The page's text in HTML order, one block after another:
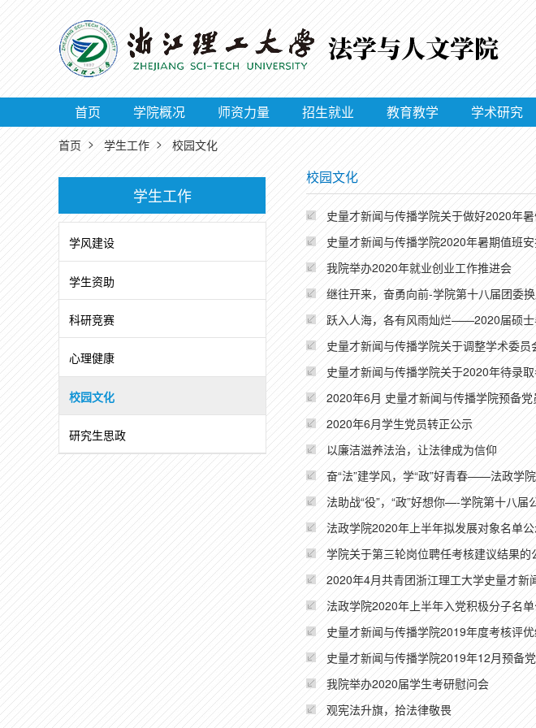
首页 学院概况 师资力量 招生就业 教育教学 学术研究
首页 > 学生工作 > 校园文化
学生工作
学风建设
学生资助
科研竞赛
心理健康
校园文化
研究生思政
校园文化
史量才新闻与传播学院关于做好2020年
史量才新闻与传播学院2020年暑期值班
我院举办2020年就业创业工作推进会
继往开来，奋勇向前-学院第十八届团委
跃入人海，各有风雨灿烂——2020届硕
史量才新闻与传播学院关于调整学术委员
史量才新闻与传播学院关于2020年待录
2020年6月 史量才新闻与传播学院预备
2020年6月学生党员转正公示
以廉洁滋养法治，让法律成为信仰
奋“法”建学风，学“政”好青春——法政学
法助战“役”，“政”好想你—-学院第十八届
法政学院2020年上半年拟发展对象名单
学院关于第三轮岗位聘任考核建议结果的
2020年4月共青团浙江理工大学史量才新
法政学院2020年上半年入党积极分子名
史量才新闻与传播学院2019年度考核评
史量才新闻与传播学院2019年12月预备
我院举办2020届学生考研慰问会
观宪法升旗，拾法律敬畏